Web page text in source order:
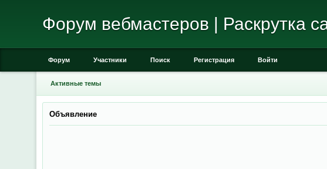
Форум вебмастеров | Раскрутка
Форум Участники Поиск Регистрация Войти
Активные темы
Объявление